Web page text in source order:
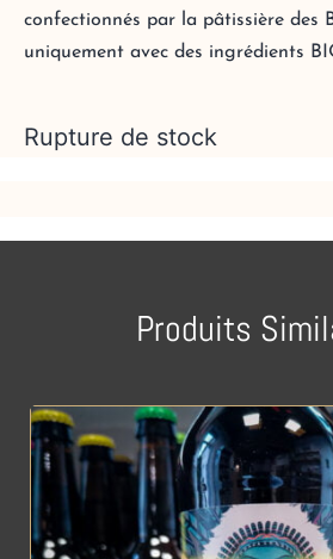
confectionnés par la pâtissière des
uniquement avec des ingrédients
Rupture de stock
Produits